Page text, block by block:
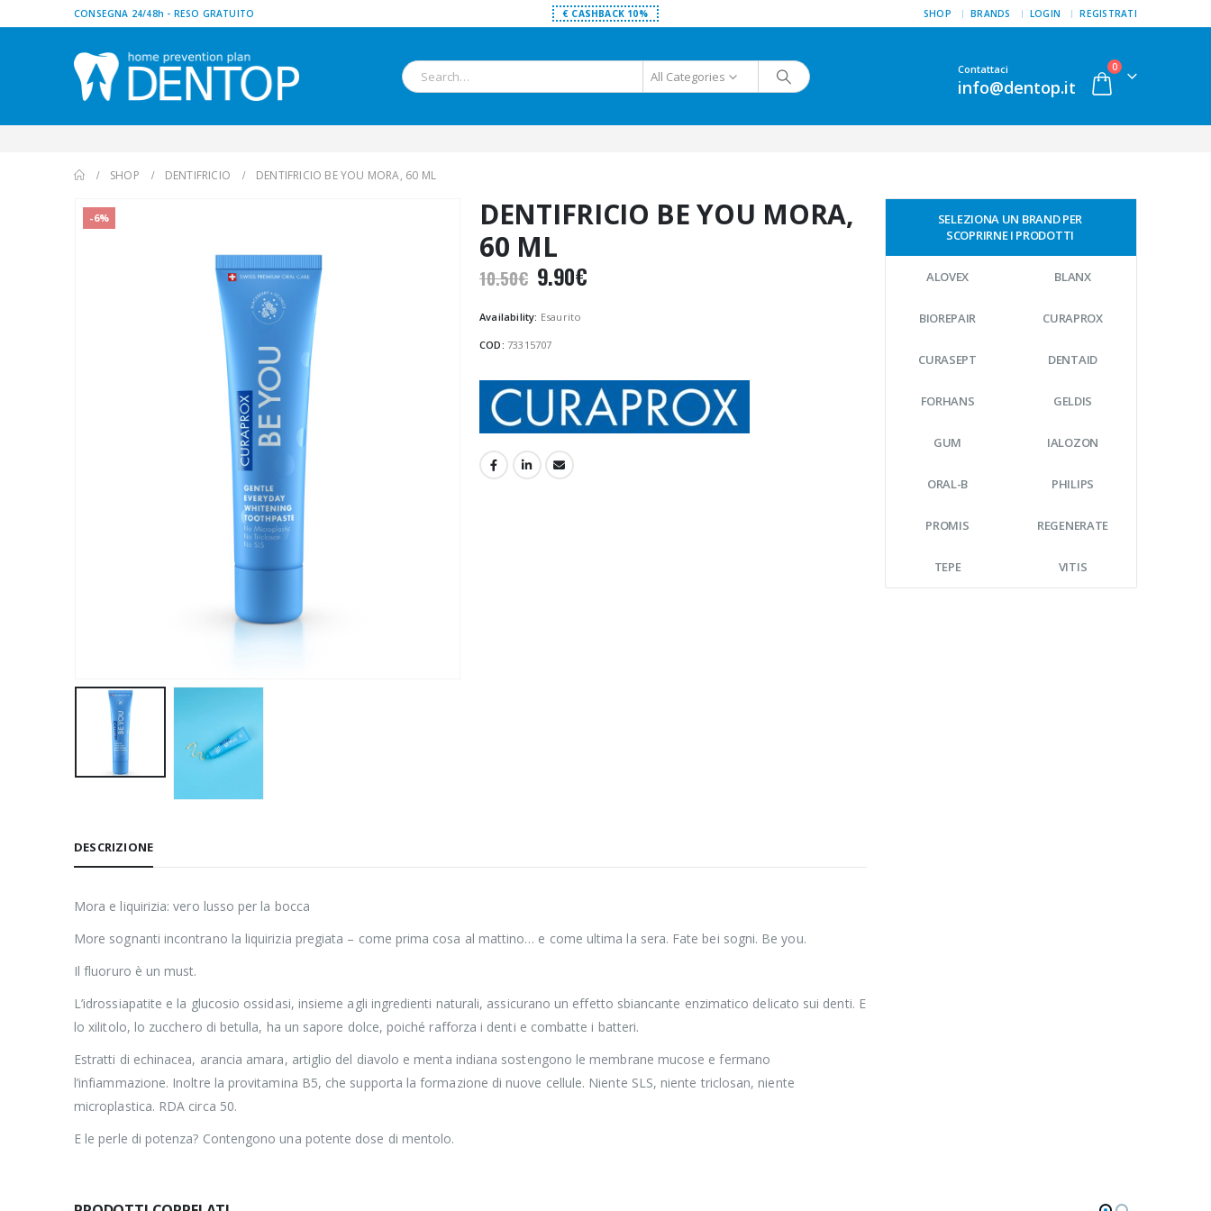
CONSEGNA 24/48h - RESO GRATUITO € CASHBACK 10% SHOP BRANDS LOGIN REGISTRATI
All Categories Contattaci
info@dentop.it
0
SHOP DENTIFRICIO DENTIFRICIO BE YOU MORA, 60 ML
-6%
DENTIFRICIO BE YOU MORA,
60 ML
10.50€ Il
prezzo
originale
era:
9.90€Il
Availability: Esaurito
COD: 73315707
DESCRIZIONE
Mora e liquirizia: vero lusso per la bocca
More sognanti incontrano la liquirizia pregiata – come prima cosa al mattino… e come ultima la sera. Fate bei sogni. Be you.
Il fluoruro è un must.
L’idrossiapatite e la glucosio ossidasi, insieme agli ingredienti naturali, assicurano un effetto sbiancante enzimatico delicato sui denti. E
lo xilitolo, lo zucchero di betulla, ha un sapore dolce, poiché rafforza i denti e combatte i batteri.
Estratti di echinacea, arancia amara, artiglio del diavolo e menta indiana sostengono le membrane mucose e fermano
l’infiammazione. Inoltre la provitamina B5, che supporta la formazione di nuove cellule. Niente SLS, niente triclosan, niente
microplastica. RDA circa 50.
E le perle di potenza? Contengono una potente dose di mentolo.
SELEZIONA UN BRAND PER
SCOPRIRNE I PRODOTTI
ALOVEX BLANX
BIOREPAIR CURAPROX
CURASEPT DENTAID
FORHANS GELDIS
GUM IALOZON
ORAL-B PHILIPS
PROMIS REGENERATE
TEPE VITIS